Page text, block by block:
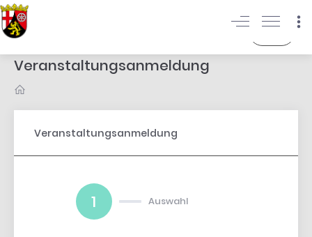
Veranstaltungsanmeldung
Veranstaltungsanmeldung
1 Auswahl